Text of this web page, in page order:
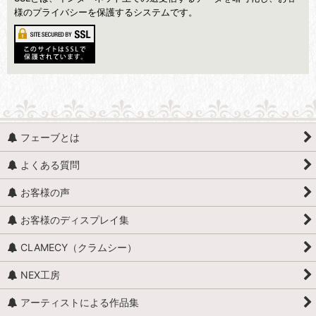
様のプライバシーを保護するシステムです。
フェーブとは
よくある質問
お客様の声
お客様のディスプレイ集
CLAMECY（クラムシー）
NEX工房
アーティストによる作品集